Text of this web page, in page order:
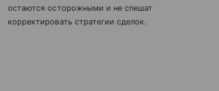
остаются осторожными и не спешат
корректировать стратегии сделок.